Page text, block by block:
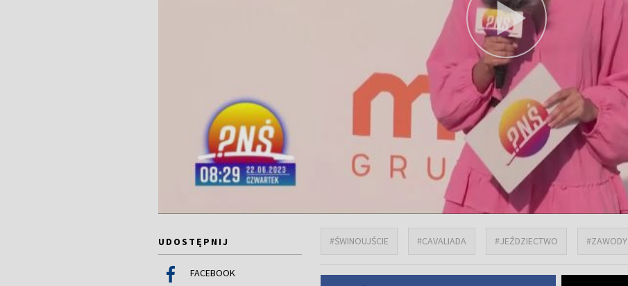
UDOSTĘPNIJ
FACEBOOK
#ŚWINOUJŚCIE #CAVALIADA #JEŹDZIECTWO #ZAWODY